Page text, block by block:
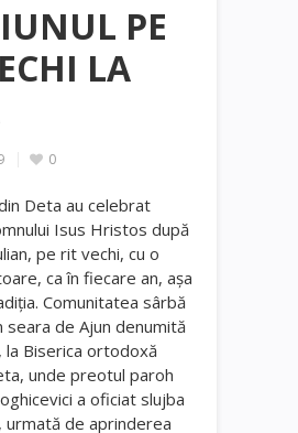
PE
LA
0
Deta au celebrat
Isus Hristos după
pe rit vechi, cu o
ca în fiecare an, așa
Comunitatea sârbă
seara de Ajun denumită
la Biserica ortodoxă
unde preotul paroh
a oficiat slujba
urmată de aprinderea